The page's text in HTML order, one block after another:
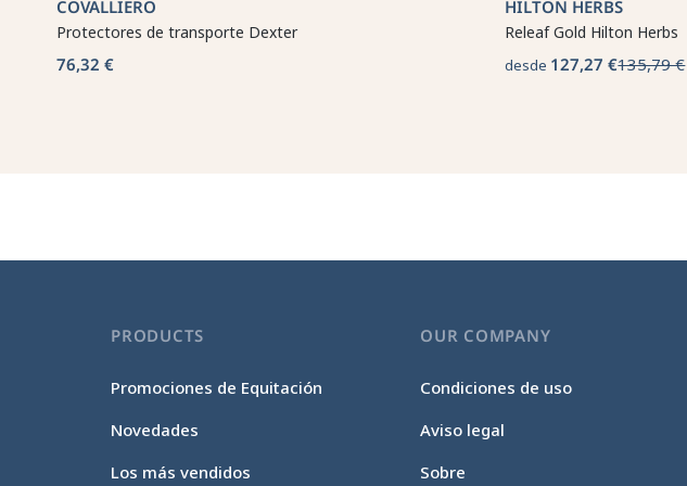
COVALLIERO
Protectores de transporte Dexter
76,32 €
HILTON HERBS
Releaf Gold Hilton Herbs
desde 127,27 €135,79 €
PRODUCTS
Promociones de Equitación
Novedades
Los más vendidos
OUR COMPANY
Condiciones de uso
Aviso legal
Sobre